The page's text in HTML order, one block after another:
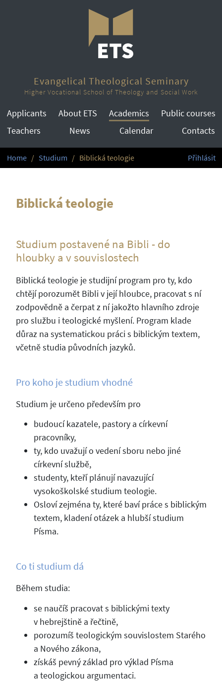
Evangelical Theological Seminary
Higher Vocational School of Theology and Social Work
Applicants About ETS Academics
Public courses
Teachers
News Calendar Contacts
Home Studium Biblická teologie Přihlásit
Biblická teologie
Studium postavené na Bibli - do
hloubky a v souvislostech
Biblická teologie je studijní program pro ty, kdo
chtějí porozumět Bibli v její hloubce, pracovat s ní
zodpovědně a čerpat z ní jakožto hlavního zdroje
pro službu i teologické myšlení. Program klade
důraz na systematickou práci s biblickým textem,
včetně studia původních jazyků.
Pro koho je studium vhodné
Studium je určeno především pro
budoucí kazatele, pastory a církevní
pracovníky,
ty, kdo uvažují o vedení sboru nebo jiné
církevní službě,
studenty, kteří plánují navazující
vysokoškolské studium teologie.
Osloví zejména ty, které baví práce s biblickým
textem, kladení otázek a hlubší studium
Písma.
Co ti studium dá
Během studia:
se naučíš pracovat s biblickými texty
v hebrejštině a řečtině,
porozumíš teologickým souvislostem Starého
a Nového zákona,
získáš pevný základ pro výklad Písma
a teologickou argumentaci.